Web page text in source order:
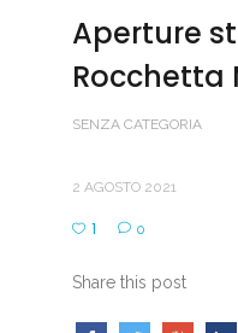
Aperture
Rocchetta
SENZA CATEGORIA
2 AGOSTO 2021
1 0
Share this post